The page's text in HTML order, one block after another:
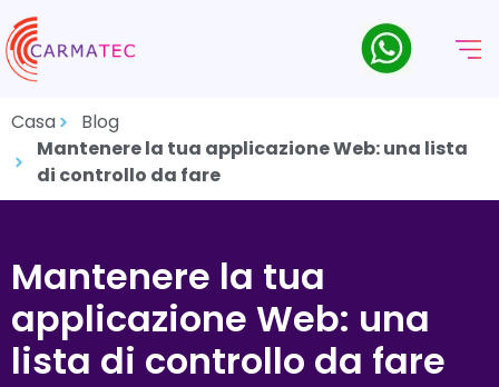
Casa
Blog
Mantenere la tua applicazione Web: una lista
di controllo da fare
Mantenere la tua
applicazione Web: una
lista di controllo da fare